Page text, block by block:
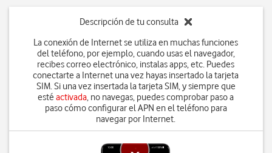
Descripción de tu consulta
La conexión de Internet se utiliza en muchas funciones
del teléfono, por ejemplo, cuando usas el navegador,
recibes correo electrónico, instalas apps, etc. Puedes
conectarte a Internet una vez hayas insertado la tarjeta
SIM. Si una vez insertada la tarjeta SIM, y siempre que
estéactivada, no navegas, puedes comprobar paso a
paso cómo configurar el APN en el teléfono para
navegar por Internet.